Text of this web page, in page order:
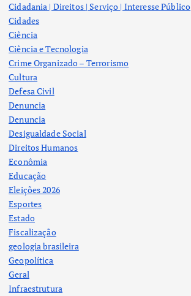
Cidadania | Direitos | Serviço | Interesse Público
Cidades
Ciência
Ciência e Tecnologia
Crime Organizado – Terrorismo
Cultura
Defesa Civil
Denuncia
Denuncia
Desigualdade Social
Direitos Humanos
Econômia
Educação
Eleições 2026
Esportes
Estado
Fiscalização
geologia brasileira
Geopolítica
Geral
Infraestrutura